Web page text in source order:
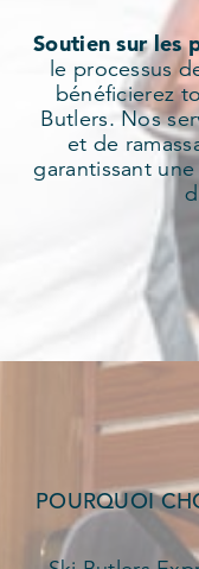
Soutien sur les
le processus
bénéficierez
Butlers. Nos
et de
garantissant
POURQUOI